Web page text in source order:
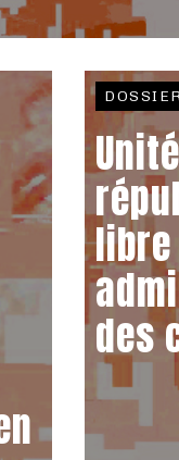
libre
des